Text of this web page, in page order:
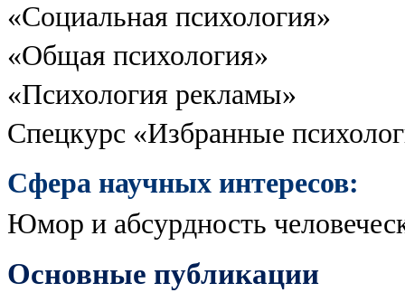
«Социальная психология»
«Общая психология»
«Психология рекламы»
Спецкурс «Избранные
Сфера научных интересов:
Юмор и абсурдность
Основные публикации